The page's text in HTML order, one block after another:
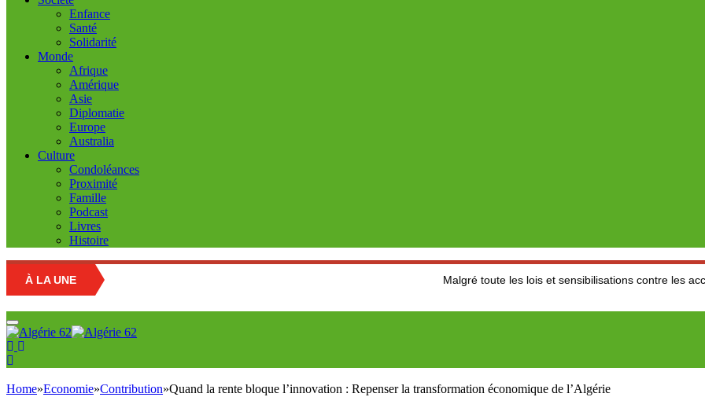
Enfance
Santé
Solidarité
Monde
Afrique
Amérique
Asie
Diplomatie
Europe
Australia
Culture
Condoléances
Proximité
Famille
Podcast
Livres
Histoire
À LA UNE Malgré toute les lois et sensibilisations contre les accidents de
Home»Economie»Contribution»Quand la rente bloque l’innovation : Repenser la transformation économique de l’Algérie